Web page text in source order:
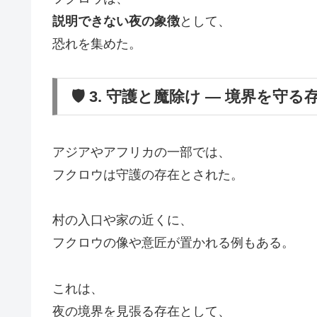
説明できない夜の象徴として、
恐れを集めた。
🛡️ 3. 守護と魔除け ― 境界を守る
アジアやアフリカの一部では、
フクロウは守護の存在とされた。
村の入口や家の近くに、
フクロウの像や意匠が置かれる例もある。
これは、
夜の境界を見張る存在として、